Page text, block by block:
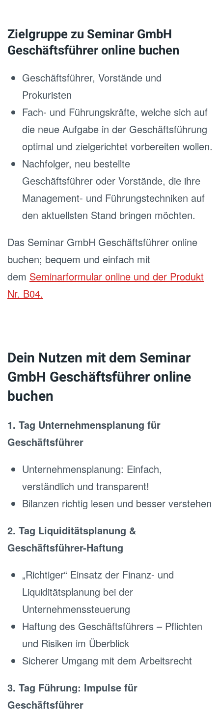
Zielgruppe zu Seminar GmbH
Geschäftsführer online buchen
Geschäftsführer, Vorstände und
Prokuristen
Fach- und Führungskräfte, welche sich auf
die neue Aufgabe in der Geschäftsführung
optimal und zielgerichtet vorbereiten wollen.
Nachfolger, neu bestellte
Geschäftsführer oder Vorstände, die ihre
Management- und Führungstechniken auf
den aktuellsten Stand bringen möchten.
Das Seminar GmbH Geschäftsführer online
buchen; bequem und einfach mit
dem Seminarformular online und der Produkt
Nr. B04.
Dein Nutzen mit dem Seminar
GmbH Geschäftsführer online
buchen
1. Tag Unternehmensplanung für
Geschäftsführer
Unternehmensplanung: Einfach,
verständlich und transparent!
Bilanzen richtig lesen und besser verstehen
2. Tag Liquiditätsplanung &
Geschäftsführer-Haftung
„Richtiger“ Einsatz der Finanz- und
Liquiditätsplanung bei der
Unternehmenssteuerung
Haftung des Geschäftsführers – Pflichten
und Risiken im Überblick
Sicherer Umgang mit dem Arbeitsrecht
3. Tag Führung: Impulse für
Geschäftsführer